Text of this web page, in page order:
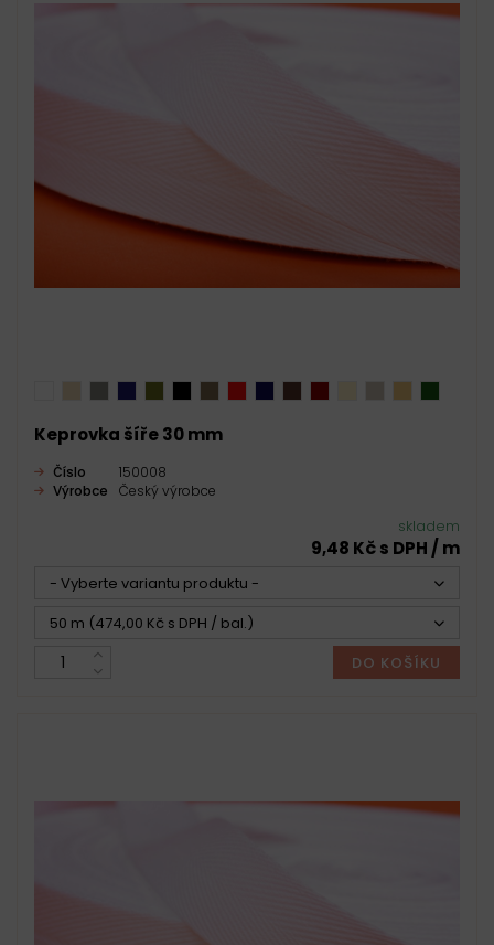
Keprovka šíře 30 mm
Číslo
150008
Výrobce
Český výrobce
skladem
9,48 Kč s DPH / m
- Vyberte variantu produktu -
50 m (474,00 Kč s DPH / bal.)
DO KOŠÍKU